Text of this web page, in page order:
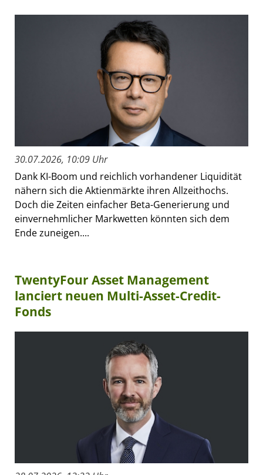
30.07.2026, 10:09 Uhr
Dank KI-Boom und reichlich vorhandener Liquidität
nähern sich die Aktienmärkte ihren Allzeithochs.
Doch die Zeiten einfacher Beta-Generierung und
einvernehmlicher Markwetten könnten sich dem
Ende zuneigen....
TwentyFour Asset Management
lanciert neuen Multi-Asset-Credit-
Fonds